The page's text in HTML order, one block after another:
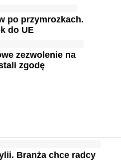
po przymrozkach.
do UE
zezwolenie na
zgodę
Branża chce radcy